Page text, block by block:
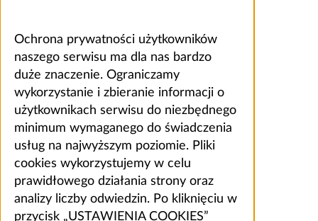
Ochrona prywatności użytkowników
naszego serwisu ma dla nas bardzo
duże znaczenie. Ograniczamy
wykorzystanie i zbieranie informacji o
użytkownikach serwisu do niezbędnego
minimum wymaganego do świadczenia
usług na najwyższym poziomie. Pliki
cookies wykorzystujemy w celu
prawidłowego działania strony oraz
analizy liczby odwiedzin. Po kliknięciu w
przycisk „USTAWIENIA COOKIES”